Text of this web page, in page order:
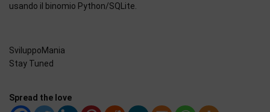
usando il binomio Python/SQLite.
SviluppoMania
Stay Tuned
Spread the love